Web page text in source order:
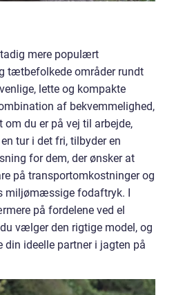
mere populært
tætbefolkede områder rundt
lette og kompakte
af bekvemmelighed,
du er på vej til arbejde,
tur i det fri, tilbyder en
for dem, der ønsker at
på transportomkostninger og
miljømæssige fodaftryk. I
på fordelene ved el
vælger den rigtige model, og
ideelle partner i jagten på